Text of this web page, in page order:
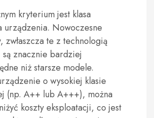
kryterium jest klasa
urządzenia. Nowoczesne
zwłaszcza te z technologią
znacznie bardziej
niż starsze modele.
o wysokiej klasie
(np. A++ lub A+++), można
koszty eksploatacji, co jest